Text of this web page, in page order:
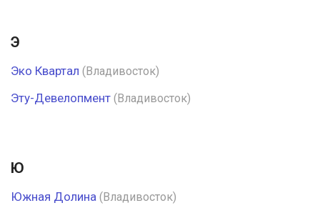
Э
Эко Квартал (Владивосток)
Эту-Девелопмент (Владивосток)
Ю
Южная Долина (Владивосток)